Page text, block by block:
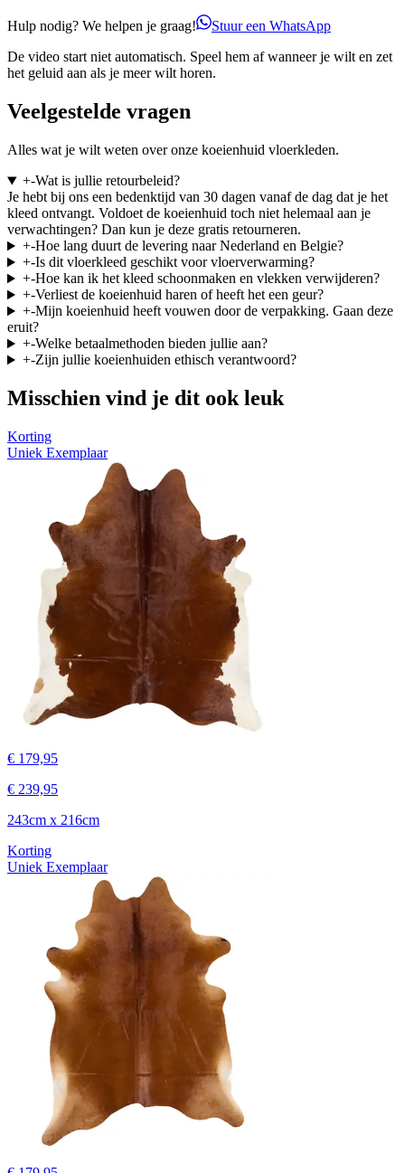
Hulp nodig? We helpen je graag!
Stuur een WhatsApp
De video start niet automatisch. Speel hem af wanneer je wilt en zet
het geluid aan als je meer wilt horen.
Veelgestelde vragen
Alles wat je wilt weten over onze koeienhuid vloerkleden.
+-Wat is jullie retourbeleid?
Je hebt bij ons een bedenktijd van 30 dagen vanaf de dag dat je het
kleed ontvangt. Voldoet de koeienhuid toch niet helemaal aan je
verwachtingen? Dan kun je deze gratis retourneren.
+-Hoe lang duurt de levering naar Nederland en Belgie?
+-Is dit vloerkleed geschikt voor vloerverwarming?
+-Hoe kan ik het kleed schoonmaken en vlekken verwijderen?
+-Verliest de koeienhuid haren of heeft het een geur?
+-Mijn koeienhuid heeft vouwen door de verpakking. Gaan deze
eruit?
+-Welke betaalmethoden bieden jullie aan?
+-Zijn jullie koeienhuiden ethisch verantwoord?
Misschien vind je dit ook leuk
Korting
Uniek Exemplaar
€ 179,95
€ 239,95
243cm x 216cm
Korting
Uniek Exemplaar